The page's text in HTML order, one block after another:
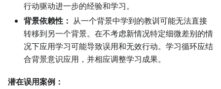
行动驱动进一步的经验和学习。
背景依赖性： 从一个背景中学到的教训可能无法直接
转移到另一个背景。在不考虑新情况特定细微差别的情
况下应用学习可能导致误用和无效行动。学习循环应结
合背景意识应用，并相应调整学习成果。
潜在误用案例：